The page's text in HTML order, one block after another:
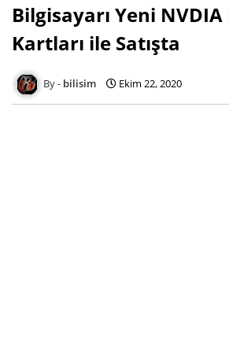
Bilgisayarı Yeni
Kartları ile Satışta
bilisim Ekim 22, 2020